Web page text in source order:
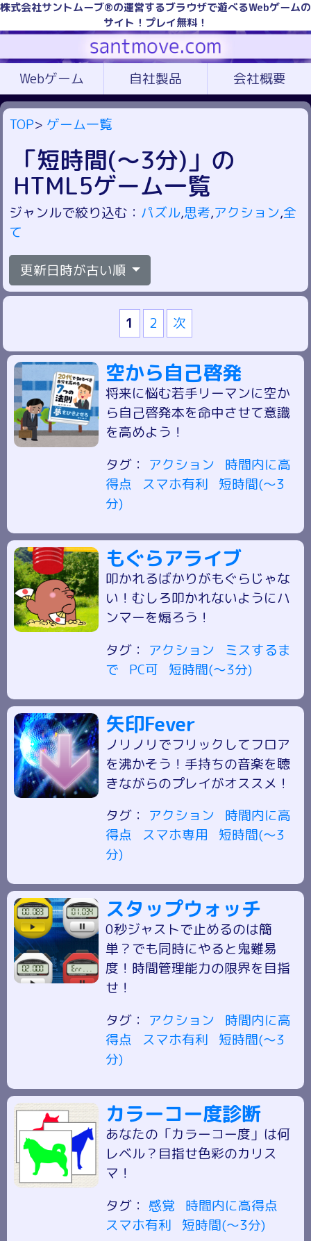
株式会社サントムーブ®の運営するブラウザで遊べるWebゲームの
サイト！プレイ無料！
Webゲーム 自社製品 会社概要
TOP> ゲーム一覧
「短時間(～3分)」の
HTML5ゲーム一覧
ジャンルで絞り込む： パズル,思考,アクション,全
て
更新日時が古い順
1 2 次
空から自己啓発
将来に悩む若手リーマンに空か
ら自己啓発本を命中させて意識
を高めよう！
タグ：
アクション
時間内に高
得点
スマホ有利
短時間(～3
分)
もぐらアライブ
叩かれるばかりがもぐらじゃな
い！むしろ叩かれないようにハ
ンマーを煽ろう！
タグ：
アクション
ミスするま
で
PC可 短時間(～3分)
矢印Fever
ノリノリでフリックしてフロア
を沸かそう！手持ちの音楽を聴
きながらのプレイがオススメ！
タグ：
アクション
時間内に高
得点
スマホ専用
短時間(～3
分)
スタップウォッチ
0秒ジャストで止めるのは簡
単？でも同時にやると鬼難易
度！時間管理能力の限界を目指
せ！
タグ：
アクション
時間内に高
得点
スマホ有利
短時間(～3
分)
カラーコー度診断
あなたの「カラーコー度」は何
レベル？目指せ色彩のカリス
マ！
タグ： 感覚
時間内に高得点
スマホ有利
短時間(～3分)